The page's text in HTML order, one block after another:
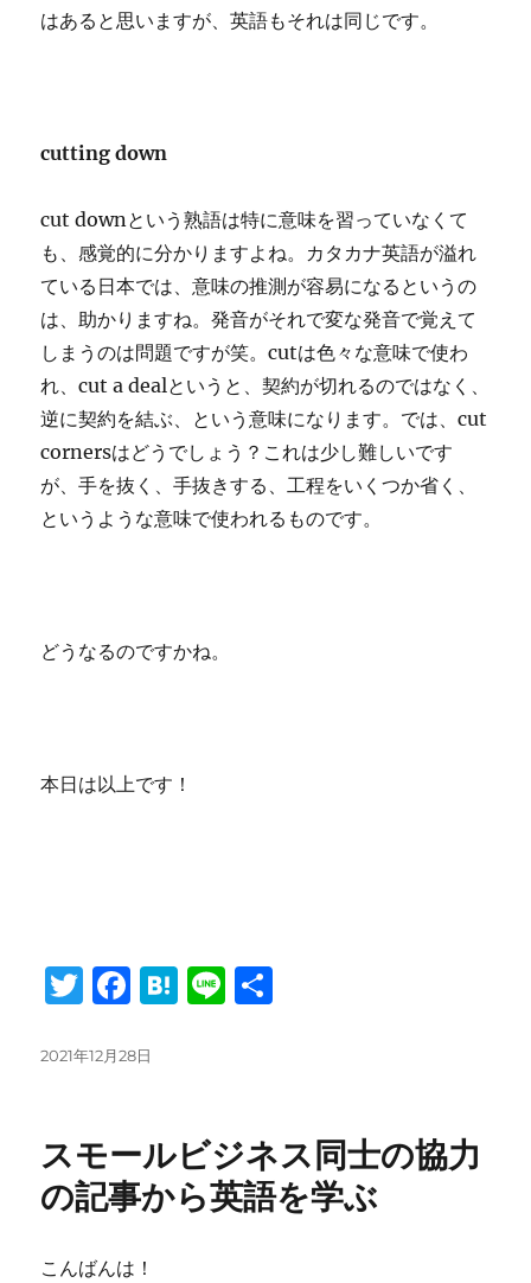
はあると思いますが、英語もそれは同じです。
cutting down
cut downという熟語は特に意味を習っていなくて
も、感覚的に分かりますよね。カタカナ英語が溢れ
ている日本では、意味の推測が容易になるというの
は、助かりますね。発音がそれで変な発音で覚えて
しまうのは問題ですが笑。cutは色々な意味で使わ
れ、cut a dealというと、契約が切れるのではなく、
逆に契約を結ぶ、という意味になります。では、cut
cornersはどうでしょう？これは少し難しいです
が、手を抜く、手抜きする、工程をいくつか省く、
というような意味で使われるものです。
どうなるのですかね。
本日は以上です！
T
it
r
F
c
b
o
o
k
H
a
Li
投
2021年12月28日
スモールビジネス同士の協力
の記事から英語を学ぶ
こんばんは！